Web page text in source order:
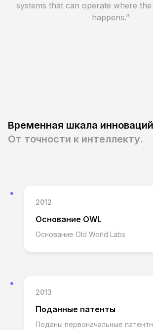
systems that can operate where
happens.”
Временная шкала
От точности к интеллекту.
2012
Основание OWL
Основание Old World Labs
2013
Поданные патенты
Поданы первоначальные